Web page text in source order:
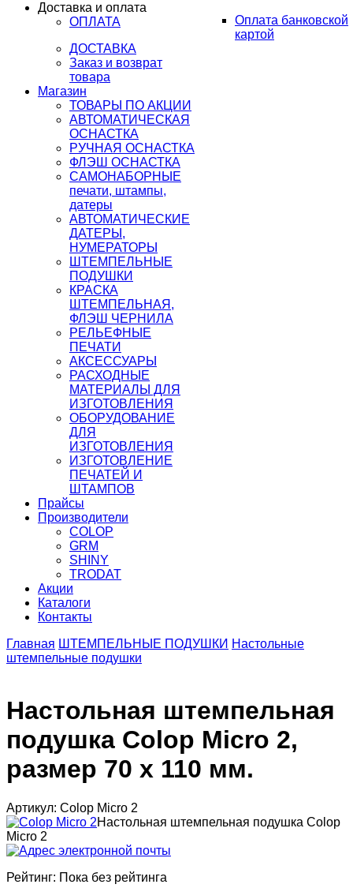
Доставка и оплата
ОПЛАТА
Оплата банковской
картой
ДОСТАВКА
Заказ и возврат
товара
Магазин
ТОВАРЫ ПО АКЦИИ
АВТОМАТИЧЕСКАЯ
ОСНАСТКА
РУЧНАЯ ОСНАСТКА
ФЛЭШ ОСНАСТКА
САМОНАБОРНЫЕ
печати, штампы,
датеры
АВТОМАТИЧЕСКИЕ
ДАТЕРЫ,
НУМЕРАТОРЫ
ШТЕМПЕЛЬНЫЕ
ПОДУШКИ
КРАСКА
ШТЕМПЕЛЬНАЯ,
ФЛЭШ ЧЕРНИЛА
РЕЛЬЕФНЫЕ
ПЕЧАТИ
АКСЕССУАРЫ
РАСХОДНЫЕ
МАТЕРИАЛЫ ДЛЯ
ИЗГОТОВЛЕНИЯ
ОБОРУДОВАНИЕ
ДЛЯ
ИЗГОТОВЛЕНИЯ
ИЗГОТОВЛЕНИЕ
ПЕЧАТЕЙ И
ШТАМПОВ
Прайсы
Производители
COLOP
GRM
SHINY
TRODAT
Акции
Каталоги
Контакты
Главная ШТЕМПЕЛЬНЫЕ ПОДУШКИ Настольные
штемпельные подушки
Настольная штемпельная
подушка Colop Micro 2,
размер 70 х 110 мм.
Артикул: Colop Micro 2
Настольная штемпельная подушка Colop
Micro 2
Рейтинг: Пока без рейтинга